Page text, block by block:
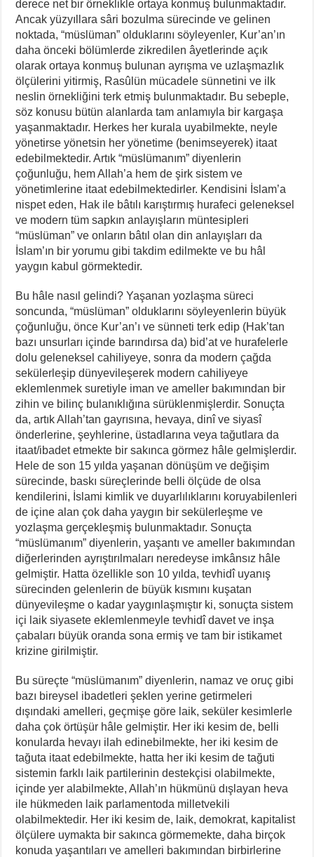
derece net bir örneklikle ortaya konmuş bulunmaktadır.
Ancak yüzyıllara sâri bozulma sürecinde ve gelinen
noktada, “müslüman” olduklarını söyleyenler, Kur’an’ın
daha önceki bölümlerde zikredilen âyetlerinde açık
olarak ortaya konmuş bulunan ayrışma ve uzlaşmazlık
ölçülerini yitirmiş, Rasûlün mücadele sünnetini ve ilk
neslin örnekliğini terk etmiş bulunmaktadır. Bu sebeple,
söz konusu bütün alanlarda tam anlamıyla bir kargaşa
yaşanmaktadır. Herkes her kurala uyabilmekte, neyle
yönetirse yönetsin her yönetime (benimseyerek) itaat
edebilmektedir. Artık “müslümanım” diyenlerin
çoğunluğu, hem Allah’a hem de şirk sistem ve
yönetimlerine itaat edebilmektedirler. Kendisini İslam’a
nispet eden, Hak ile bâtılı karıştırmış hurafeci geleneksel
ve modern tüm sapkın anlayışların müntesipleri
“müslüman” ve onların bâtıl olan din anlayışları da
İslam’ın bir yorumu gibi takdim edilmekte ve bu hâl
yaygın kabul görmektedir.
Bu hâle nasıl gelindi? Yaşanan yozlaşma süreci
soncunda, “müslüman” olduklarını söyleyenlerin büyük
çoğunluğu, önce Kur’an’ı ve sünneti terk edip (Hak’tan
bazı unsurları içinde barındırsa da) bid’at ve hurafelerle
dolu geleneksel cahiliyeye, sonra da modern çağda
sekülerleşip dünyevileşerek modern cahiliyeye
eklemlenmek suretiyle iman ve ameller bakımından bir
zihin ve bilinç bulanıklığına sürüklenmişlerdir. Sonuçta
da, artık Allah’tan gayrısına, hevaya, dinî ve siyasî
önderlerine, şeyhlerine, üstadlarına veya tağutlara da
itaat/ibadet etmekte bir sakınca görmez hâle gelmişlerdir.
Hele de son 15 yılda yaşanan dönüşüm ve değişim
sürecinde, baskı süreçlerinde belli ölçüde de olsa
kendilerini, İslami kimlik ve duyarlılıklarını koruyabilenleri
de içine alan çok daha yaygın bir sekülerleşme ve
yozlaşma gerçekleşmiş bulunmaktadır. Sonuçta
“müslümanım” diyenlerin, yaşantı ve ameller bakımından
diğerlerinden ayrıştırılmaları neredeyse imkânsız hâle
gelmiştir. Hatta özellikle son 10 yılda, tevhidî uyanış
sürecinden gelenlerin de büyük kısmını kuşatan
dünyevileşme o kadar yaygınlaşmıştır ki, sonuçta sistem
içi laik siyasete eklemlenmeyle tevhidî davet ve inşa
çabaları büyük oranda sona ermiş ve tam bir istikamet
krizine girilmiştir.
Bu süreçte “müslümanım” diyenlerin, namaz ve oruç gibi
bazı bireysel ibadetleri şeklen yerine getirmeleri
dışındaki amelleri, geçmişe göre laik, seküler kesimlerle
daha çok örtüşür hâle gelmiştir. Her iki kesim de, belli
konularda hevayı ilah edinebilmekte, her iki kesim de
tağuta itaat edebilmekte, hatta her iki kesim de tağuti
sistemin farklı laik partilerinin destekçisi olabilmekte,
içinde yer alabilmekte, Allah’ın hükmünü dışlayan heva
ile hükmeden laik parlamentoda milletvekili
olabilmektedir. Her iki kesim de, laik, demokrat, kapitalist
ölçülere uymakta bir sakınca görmemekte, daha birçok
konuda yaşantıları ve amelleri bakımından birbirlerine